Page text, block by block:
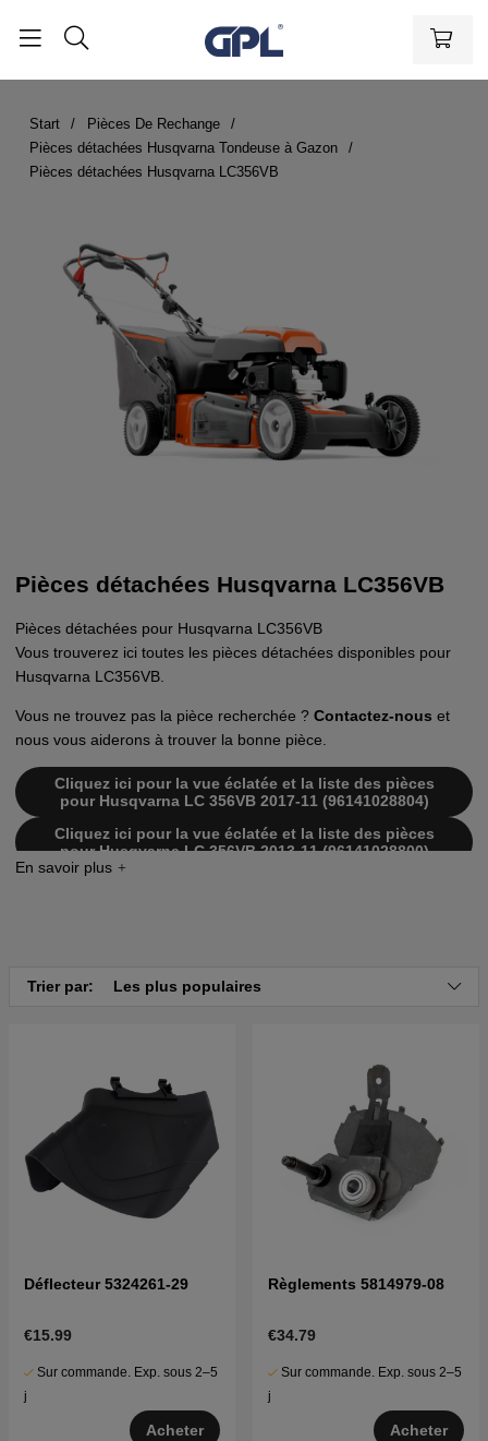
Start
Pièces De Rechange
Pièces détachées Husqvarna Tondeuse à Gazon
Pièces détachées Husqvarna LC356VB
Pièces détachées Husqvarna LC356VB
Pièces détachées pour Husqvarna LC356VB
Vous trouverez ici toutes les pièces détachées disponibles pour
Husqvarna LC356VB.
Vous ne trouvez pas la pièce recherchée ? Contactez-nous et
nous vous aiderons à trouver la bonne pièce.
Cliquez ici pour la vue éclatée et la liste des pièces
pour Husqvarna LC 356VB 2017-11 (96141028804)
Cliquez ici pour la vue éclatée et la liste des pièces
pour Husqvarna LC 356VB 2013-11 (96141028800)
Cliquez ici pour la vue éclatée et la liste des pièces
Trier par: Les plus populaires
Déflecteur 5324261-29
€15.99
Sur commande. Exp. sous 2–5
j
Acheter
Règlements 5814979-08
€34.79
Sur commande. Exp. sous 2–5
j
Acheter